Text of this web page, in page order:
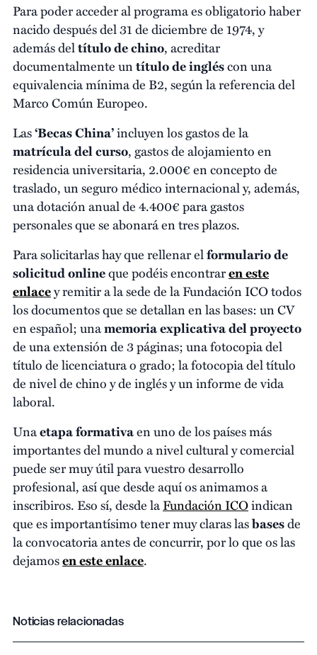
Para poder acceder al programa es obligatorio haber
nacido después del 31 de diciembre de 1974, y
además deltítulo de chino, acreditar
documentalmente untítulo de ingléscon una
equivalencia mínima de B2, según la referencia del
Marco Común Europeo.
Las‘Becas China’incluyen los gastos de la
matrícula del curso, gastos de alojamiento en
residencia universitaria, 2.000€ en concepto de
traslado, un seguro médico internacional y, además,
una dotación anual de 4.400€ para gastos
personales que se abonará en tres plazos.
Para solicitarlas hay que rellenar elformulario de
solicitud onlineque podéis encontraren este
enlacey remitir a la sede de la Fundación ICO todos
los documentos que se detallan en las bases: un CV
en español; unamemoria explicativa del proyecto
de una extensión de 3 páginas; una fotocopia del
título de licenciatura o grado; la fotocopia del título
de nivel de chino y de inglés y un informe de vida
laboral.
Unaetapa formativaen uno de los países más
importantes del mundo a nivel cultural y comercial
puede ser muy útil para vuestro desarrollo
profesional, así que desde aquí os animamos a
inscribiros. Eso sí, desde laFundación ICOindican
que es importantísimo tener muy claras lasbasesde
la convocatoria antes de concurrir, por lo que os las
dejamosen este enlace.
Noticias relacionadas